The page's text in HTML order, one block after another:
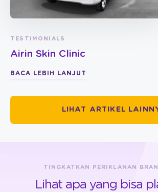
TESTIMONIALS
Airin Skin Clinic
BACA LEBIH LANJUT
LIHAT ARTIKEL
TINGKATKAN PERIKLANAN
Lihat apa yang bisa